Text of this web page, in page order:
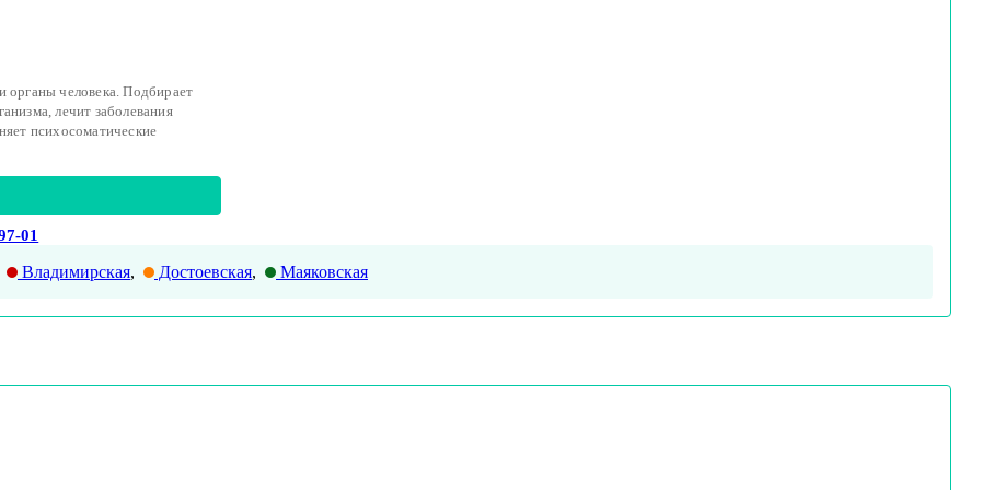
органы человека. Подбирает
лечит заболевания
психосоматические
01
Владимирская, Достоевская, Маяковская